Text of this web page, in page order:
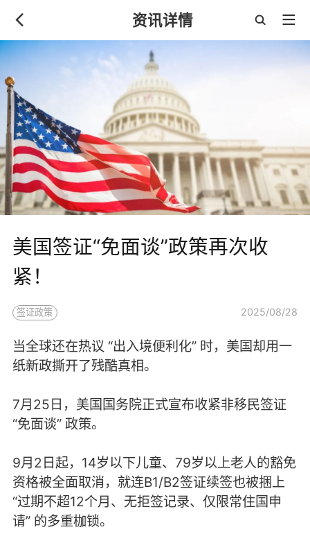
资讯详情
美国签证“免面谈”政策再次收
紧！
签证政策 2025/08/28
当全球还在热议 “出入境便利化” 时，美国却用一
纸新政撕开了残酷真相。
7月25日，美国国务院正式宣布收紧非移民签证
“免面谈” 政策。
9月2日起，14岁以下儿童、79岁以上老人的豁免
资格被全面取消，就连B1/B2签证续签也被捆上
“过期不超12个月、无拒签记录、仅限常住国申
请” 的多重枷锁。